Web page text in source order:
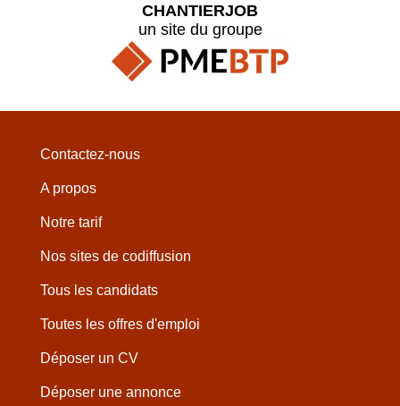
CHANTIERJOB
un site du groupe
Contactez-nous
A propos
Notre tarif
Nos sites de codiffusion
Tous les candidats
Toutes les offres d'emploi
Déposer un CV
Déposer une annonce